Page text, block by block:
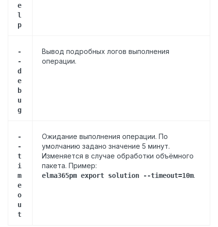
e
l
p
-
-
d
e
b
u
g
Вывод подробных логов выполнения
операции.
-
-
t
i
m
e
o
u
t
Ожидание выполнения операции. По
умолчанию задано значение 5 минут.
Изменяется в случае обработки объёмного
пакета. Пример:
elma365pm export solution --timeout=10m.